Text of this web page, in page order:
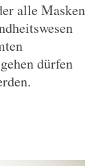
alle Masken
dürfen